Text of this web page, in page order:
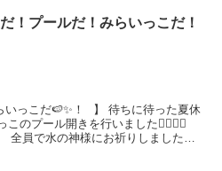
！プールだ！みらいっこだ！
いっこだ🍉✨！⠀】 待ちに待った夏休
のプール開きを行いました🏊‍♂️🏊‍♂️
全員で水の神様にお祈りしました🙏